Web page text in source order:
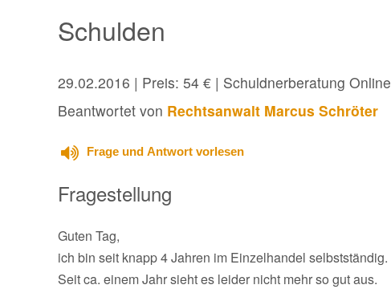
Schulden
29.02.2016 | Preis: 54 € | Schuldnerberatung Online
Beantwortet von Rechtsanwalt Marcus Schröter
Frage und Antwort vorlesen
Fragestellung
Guten Tag,
ich bin seit knapp 4 Jahren im Einzelhandel selbstständig.
Seit ca. einem Jahr sieht es leider nicht mehr so gut aus.